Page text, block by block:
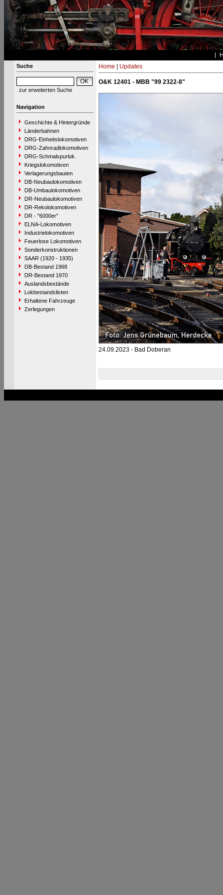
Suche
zur erweiterten Suche
Navigation
Geschichte & Hintergründe
Länderbahnen
DRG-Einheitslokomotiven
DRG-Zahnradlokomotiven
DRG-Schmalspurlok.
Kriegslokomotiven
Verlagerungsbauten
DB-Neubaulokomotiven
DB-Umbaulokomotiven
DR-Neubaulokomotiven
DR-Rekolokomotiven
DR - "6000er"
ELNA-Lokomotiven
Industrielokomotiven
Feuerlose Lokomotiven
Sonderkonstruktionen
SAAR (1920 - 1935)
DB-Bestand 1968
DR-Bestand 1970
Auslandsbestände
Lokbestandslisten
Erhaltene Fahrzeuge
Zerlegungen
Home Updates
O&K 12401 - MBB "99 2322-8"
24.09.2023 - Bad Doberan